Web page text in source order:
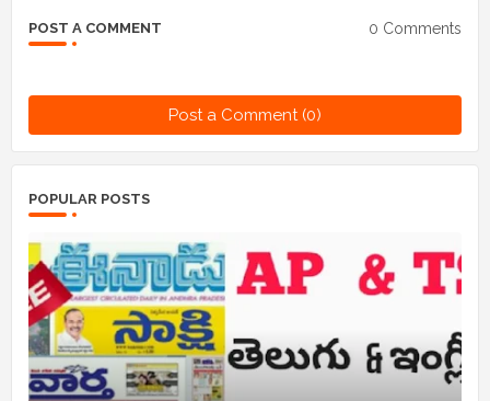
POST A COMMENT 0 Comments
Post a Comment (0)
POPULAR POSTS